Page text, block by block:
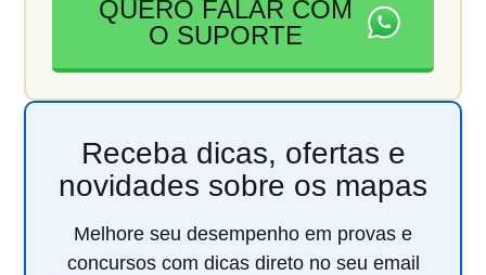
QUERO FALAR COM
O SUPORTE
Receba dicas, ofertas e
novidades sobre os mapas
Melhore seu desempenho em provas e
concursos com dicas direto no seu email